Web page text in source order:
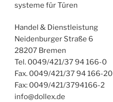
systeme für Türen
Handel & Dienstleistung
Neidenburger Straße 6
28207 Bremen
Tel. 0049/421/37 94 166-0
Fax. 0049/421/37 94 166-20
Fax: 0049/421/3794166-2
info@dollex.de